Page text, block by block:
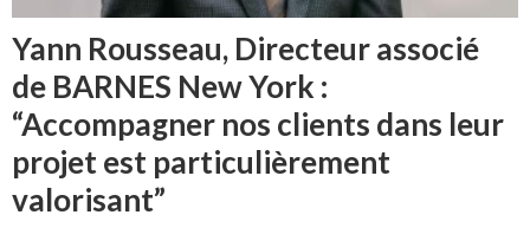
Yann Rousseau, Directeur associé
de BARNES New York :
“Accompagner nos clients dans leur
projet est particulièrement
valorisant”